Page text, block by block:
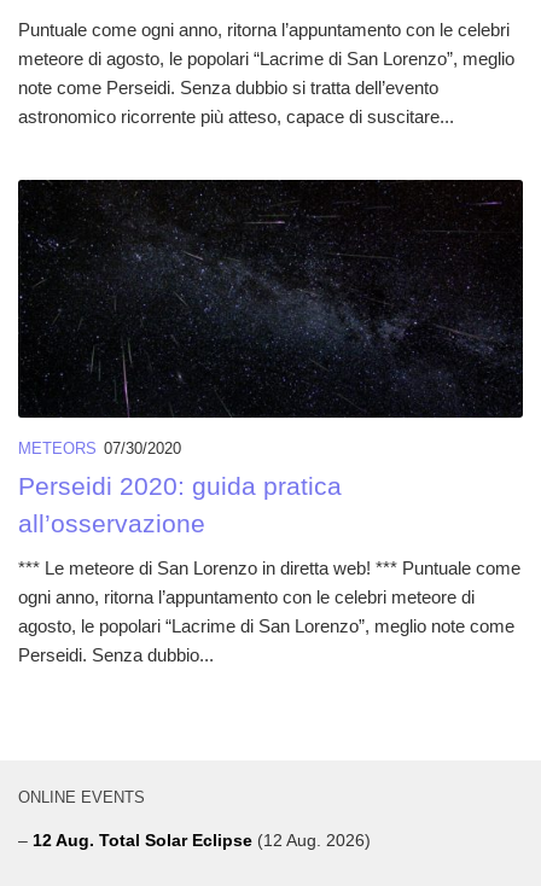
Puntuale come ogni anno, ritorna l’appuntamento con le celebri
meteore di agosto, le popolari “Lacrime di San Lorenzo”, meglio
note come Perseidi. Senza dubbio si tratta dell’evento
astronomico ricorrente più atteso, capace di suscitare...
METEORS 07/30/2020
Perseidi 2020: guida pratica
all’osservazione
*** Le meteore di San Lorenzo in diretta web! *** Puntuale come
ogni anno, ritorna l’appuntamento con le celebri meteore di
agosto, le popolari “Lacrime di San Lorenzo”, meglio note come
Perseidi. Senza dubbio...
ONLINE EVENTS
– 12 Aug. Total Solar Eclipse (12 Aug. 2026)